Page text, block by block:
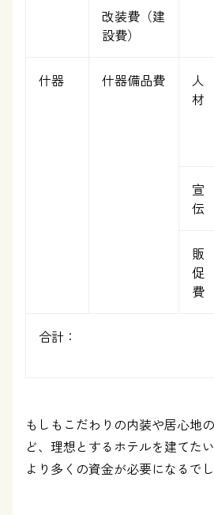
改装費（建
設費）
什器 什器備品費
人
材
宣
伝
販
促
費
合計：
もしもこだわりの内装や居心地
ど、理想とするホテルを建てた
より多くの資金が必要になるでし